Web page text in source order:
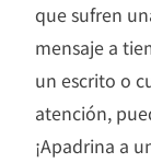
que sufren
mensaje a
un escrito o
atención,
¡Apadrina a